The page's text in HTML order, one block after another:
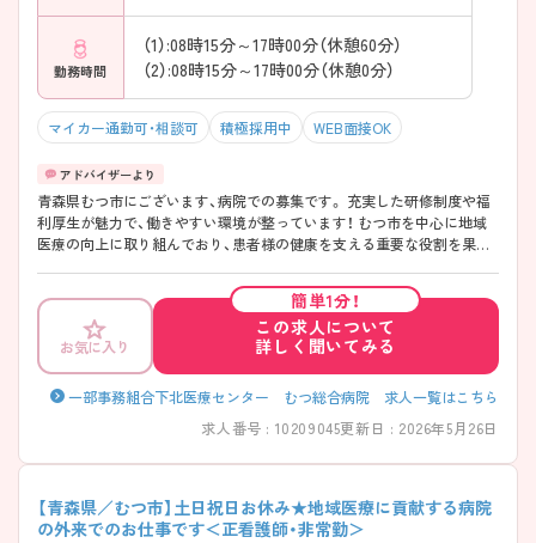
勤務時間
（1）:08時15分～17時00分（休憩60分）
（2）:08時15分～17時00分（休憩0分）
マイカー通勤可・相談可 積極採用中 WEB面接OK
青森県むつ市にございます、病院での募集です。 充実した研修制度や福
利厚生が魅力で、働きやすい環境が整っています！ むつ市を中心に地域
医療の向上に取り組んでおり、患者様の健康を支える重要な役割を果た
ントもお伝えしますので是非ご応募お待ちしております♪
お気に入り
簡単1分！
この求人について
詳しく聞いてみる
一部事務組合下北医療センター むつ総合病院 求人一覧はこちら
求人番号 : 10209045更新日 : 2026年5月26日
【青森県／むつ市】土日祝日お休み★地域医療に貢献する病院
の外来でのお仕事です＜正看護師・非常勤＞